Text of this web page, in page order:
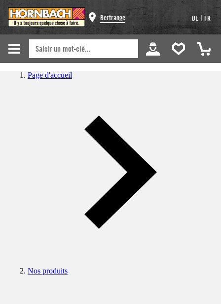
Bertrange DE | FR
Page d'accueil
Nos produits